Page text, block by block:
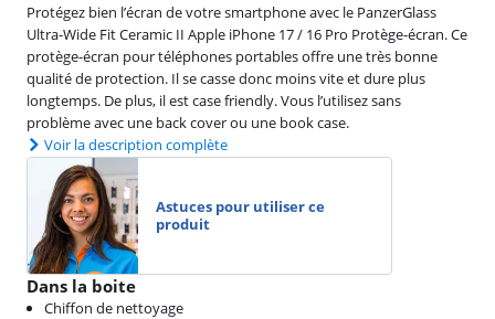
Protégez bien l’écran de votre smartphone avec le PanzerGlass
Ultra-Wide Fit Ceramic II Apple iPhone 17 / 16 Pro Protège-écran. Ce
protège-écran pour téléphones portables offre une très bonne
qualité de protection. Il se casse donc moins vite et dure plus
longtemps. De plus, il est case friendly. Vous l’utilisez sans
problème avec une back cover ou une book case.
Voir la description complète
Astuces pour utiliser ce
produit
Dans la boite
Chiffon de nettoyage